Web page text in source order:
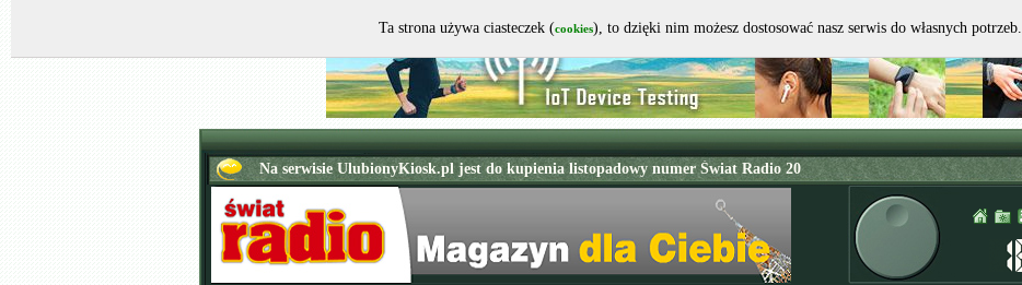
Ta strona używa ciasteczek (cookies), to dzięki nim możesz dostosować nasz serwis do własnych potrzeb.